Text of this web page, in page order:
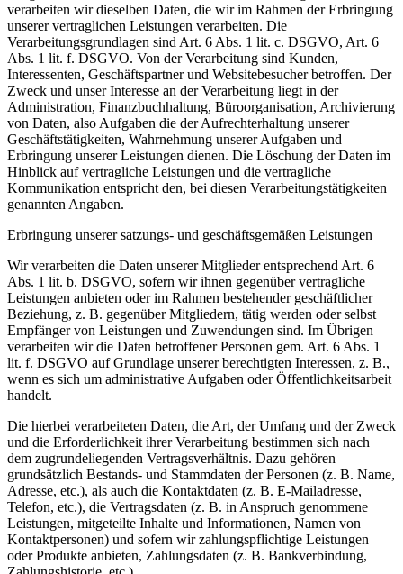
verarbeiten wir dieselben Daten, die wir im Rahmen der Erbringung
unserer vertraglichen Leistungen verarbeiten. Die
Verarbeitungsgrundlagen sind Art. 6 Abs. 1 lit. c. DSGVO, Art. 6
Abs. 1 lit. f. DSGVO. Von der Verarbeitung sind Kunden,
Interessenten, Geschäftspartner und Websitebesucher betroffen. Der
Zweck und unser Interesse an der Verarbeitung liegt in der
Administration, Finanzbuchhaltung, Büroorganisation, Archivierung
von Daten, also Aufgaben die der Aufrechterhaltung unserer
Geschäftstätigkeiten, Wahrnehmung unserer Aufgaben und
Erbringung unserer Leistungen dienen. Die Löschung der Daten im
Hinblick auf vertragliche Leistungen und die vertragliche
Kommunikation entspricht den, bei diesen Verarbeitungstätigkeiten
genannten Angaben.
Erbringung unserer satzungs- und geschäftsgemäßen Leistungen
Wir verarbeiten die Daten unserer Mitglieder entsprechend Art. 6
Abs. 1 lit. b. DSGVO, sofern wir ihnen gegenüber vertragliche
Leistungen anbieten oder im Rahmen bestehender geschäftlicher
Beziehung, z. B. gegenüber Mitgliedern, tätig werden oder selbst
Empfänger von Leistungen und Zuwendungen sind. Im Übrigen
verarbeiten wir die Daten betroffener Personen gem. Art. 6 Abs. 1
lit. f. DSGVO auf Grundlage unserer berechtigten Interessen, z. B.,
wenn es sich um administrative Aufgaben oder Öffentlichkeitsarbeit
handelt.
Die hierbei verarbeiteten Daten, die Art, der Umfang und der Zweck
und die Erforderlichkeit ihrer Verarbeitung bestimmen sich nach
dem zugrundeliegenden Vertragsverhältnis. Dazu gehören
grundsätzlich Bestands- und Stammdaten der Personen (z. B. Name,
Adresse, etc.), als auch die Kontaktdaten (z. B. E-Mailadresse,
Telefon, etc.), die Vertragsdaten (z. B. in Anspruch genommene
Leistungen, mitgeteilte Inhalte und Informationen, Namen von
Kontaktpersonen) und sofern wir zahlungspflichtige Leistungen
oder Produkte anbieten, Zahlungsdaten (z. B. Bankverbindung,